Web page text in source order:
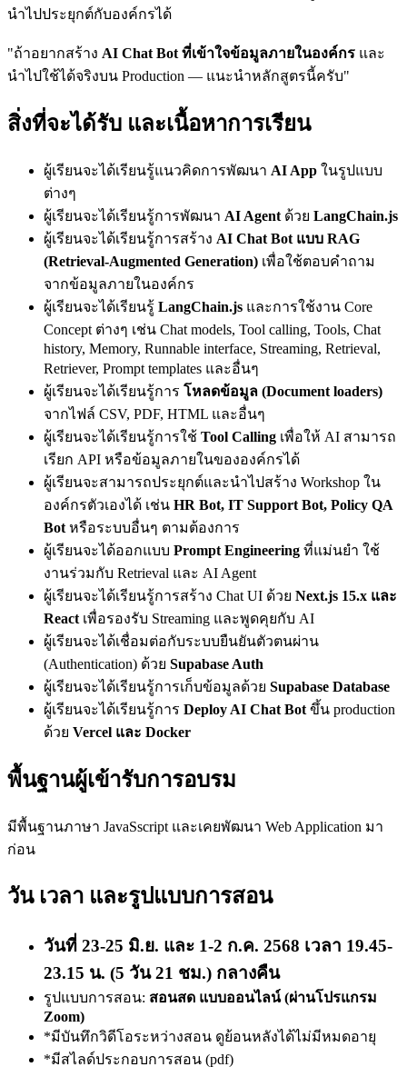
นำไปประยุกต์กับองค์กรได้
"ถ้าอยากสร้าง AI Chat Bot ที่เข้าใจข้อมูลภายในองค์กร และ
นำไปใช้ได้จริงบน Production — แนะนำหลักสูตรนี้ครับ"
สิ่งที่จะได้รับ และเนื้อหาการเรียน
ผู้เรียนจะได้เรียนรู้แนวคิดการพัฒนา AI App ในรูปแบบ
ต่างๆ
ผู้เรียนจะได้เรียนรู้การพัฒนา AI Agent ด้วย LangChain.js
ผู้เรียนจะได้เรียนรู้การสร้าง AI Chat Bot แบบ RAG
(Retrieval-Augmented Generation) เพื่อใช้ตอบคำถาม
จากข้อมูลภายในองค์กร
ผู้เรียนจะได้เรียนรู้ LangChain.js และการใช้งาน Core
Concept ต่างๆ เช่น Chat models, Tool calling, Tools, Chat
history, Memory, Runnable interface, Streaming, Retrieval,
Retriever, Prompt templates และอื่นๆ
ผู้เรียนจะได้เรียนรู้การ โหลดข้อมูล (Document loaders)
จากไฟล์ CSV, PDF, HTML และอื่นๆ
ผู้เรียนจะได้เรียนรู้การใช้ Tool Calling เพื่อให้ AI สามารถ
เรียก API หรือข้อมูลภายในขององค์กรได้
ผู้เรียนจะสามารถประยุกต์และนำไปสร้าง Workshop ใน
องค์กรตัวเองได้ เช่น HR Bot, IT Support Bot, Policy QA
Bot หรือระบบอื่นๆ ตามต้องการ
ผู้เรียนจะได้ออกแบบ Prompt Engineering ที่แม่นยำ ใช้
งานร่วมกับ Retrieval และ AI Agent
ผู้เรียนจะได้เรียนรู้การสร้าง Chat UI ด้วย Next.js 15.x และ
React เพื่อรองรับ Streaming และพูดคุยกับ AI
ผู้เรียนจะได้เชื่อมต่อกับระบบยืนยันตัวตนผ่าน
(Authentication) ด้วย Supabase Auth
ผู้เรียนจะได้เรียนรู้การเก็บข้อมูลด้วย Supabase Database
ผู้เรียนจะได้เรียนรู้การ Deploy AI Chat Bot ขึ้น production
ด้วย Vercel และ Docker
พื้นฐานผู้เข้ารับการอบรม
มีพื้นฐานภาษา JavaSscript และเคยพัฒนา Web Application มา
ก่อน
วัน เวลา และรูปแบบการสอน
วันที่ 23-25 มิ.ย. และ 1-2 ก.ค. 2568 เวลา 19.45-
23.15 น. (5 วัน 21 ชม.) กลางคืน
รูปแบบการสอน: สอนสด แบบออนไลน์ (ผ่านโปรแกรม
Zoom)
*มีบันทึกวิดีโอระหว่างสอน ดูย้อนหลังได้ไม่มีหมดอายุ
*มีสไลด์ประกอบการสอน (pdf)